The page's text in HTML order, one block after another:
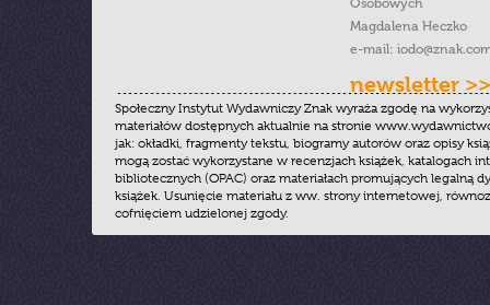
Osobowych
Magdalena Heczko
e-mail:
newsletter >>
Społeczny Instytut Wydawniczy Znak wyraża zgodę na
materiałów dostępnych aktualnie na stronie
jak: okładki, fragmenty tekstu, biogramy autorów oraz opisy
mogą zostać wykorzystane w recenzjach książek, katalogach
bibliotecznych (OPAC) oraz materiałach promujących legalną
książek. Usunięcie materiału z ww. strony internetowej,
cofnięciem udzielonej zgody.